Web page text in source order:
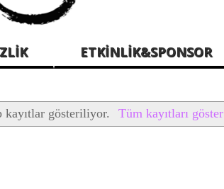
ETKİNLİK&SPONSOR
kayıtlar gösteriliyor. Tüm kayıtları göster